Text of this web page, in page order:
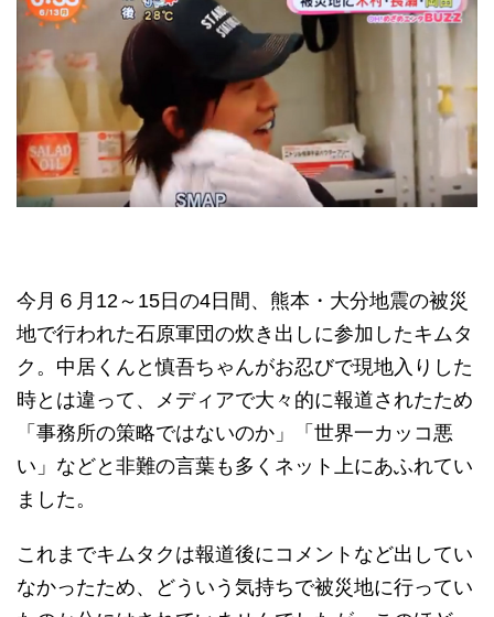
今月６月12～15日の4日間、熊本・大分地震の被災
地で行われた石原軍団の炊き出しに参加したキムタ
ク。中居くんと慎吾ちゃんがお忍びで現地入りした
時とは違って、メディアで大々的に報道されたため
「事務所の策略ではないのか」「世界一カッコ悪
い」などと非難の言葉も多くネット上にあふれてい
ました。
これまでキムタクは報道後にコメントなど出してい
なかったため、どういう気持ちで被災地に行ってい